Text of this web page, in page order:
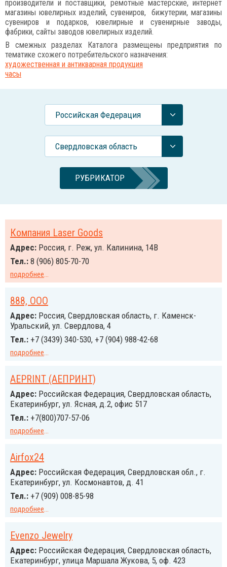
производители и поставщики, ремотные мастерские, интернет
магазины ювелирных изделий, сувениров, бижутерии, магазины
сувениров и подарков, ювелирные и сувенирные заводы,
фабрики, сайты заводов ювелирных изделий.
В смежных разделах Каталога размещены предприятия по
тематике схожего потребительского назначения:
художественная и антикварная продукция
часы
Российcкая Федерация
Свердловская область
РУБРИКАТОР
Компания Laser Goods
Адрес: Россия, г. Реж, ул. Калинина, 14В
Тел.: 8 (906) 805-70-70
подробнее...
888, ООО
Адрес: Россия, Свердловская область, г. Каменск-
Уральский, ул. Свердлова, 4
Тел.: +7 (3439) 340-530, +7 (904) 988-42-68
подробнее...
AEPRINT (АЕПРИНТ)
Адрес: Российcкая Федерация, Свердловская область,
Екатеринбург, ул. Ясная, д.2, офис 517
Тел.: +7(800)707-57-06
подробнее...
Airfox24
Адрес: Российcкая Федерация, Свердловская обл., г.
Екатеринбург, ул. Космонавтов, д. 41
Тел.: +7 (909) 008-85-98
подробнее...
Evenzo Jewelry
Адрес: Российcкая Федерация, Свердловская область,
Екатеринбург, улица Маршала Жукова, 5, оф. 423